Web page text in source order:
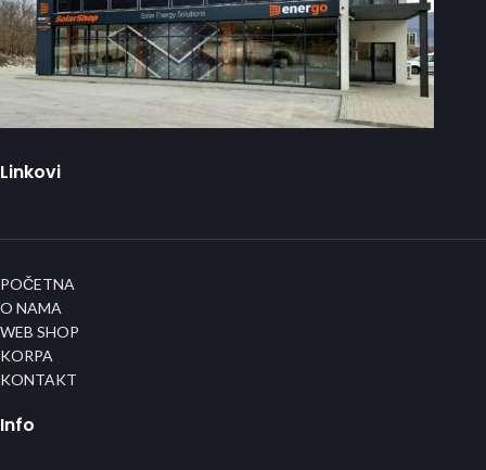
Linkovi
POČETNA
O NAMA
WEB SHOP
KORPA
KONTAKT
Info